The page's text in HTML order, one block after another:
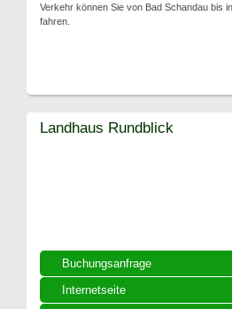
Verkehr können Sie von Bad Schandau bis
fahren.
Buchungsanfrage
Internetseite
Landhaus Rundblick